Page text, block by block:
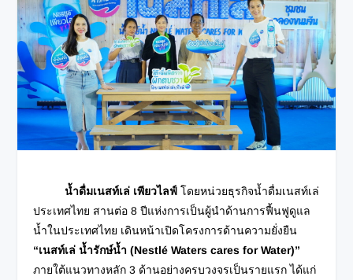
น้ำดื่มเนสท์เล่ เพียวไลฟ์ โดยหน่วยธุรกิจน้ำดื่มเนสท์เล่
ประเทศไทย สานต่อ 8 ปีแห่งการเป็นผู้นำด้านการฟื้นฟูดูแล
น้ำในประเทศไทย เดินหน้าเปิดโครงการด้านความยั่งยืน
“เนสท์เล่ น้ำรักษ์น้ำ(Nestlé Waters cares for Water)”
ภายใต้แนวทางหลัก 3 ด้านอย่างครบวงจรเป็นรายแรก ได้แก่